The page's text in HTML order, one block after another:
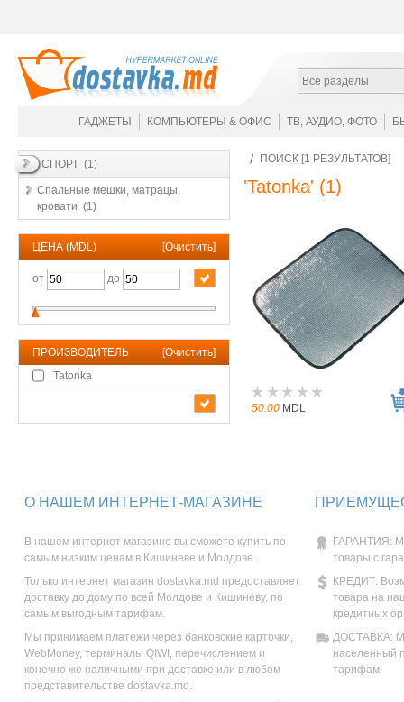
Все разделы
ГАДЖЕТЫ КОМПЬЮТЕРЫ & ОФИС ТВ, АУДИО, ФОТО
СПОРТ (1)
Спальные мешки, матрацы,
кровати (1)
ЦЕНА (MDL) [Очистить]
от до
ПРОИЗВОДИТЕЛЬ [Очистить]
Tatonka
ПОИСК [1 РЕЗУЛЬТАТОВ]
'Tatonka' (1)
50.00 MDL
О НАШЕМ ИНТЕРНЕТ-МАГАЗИНЕ
В нашем интернет магазине вы сможете купить по
самым низким ценам в Кишиневе и Молдове.
Только интернет магазин dostavka.md предоставляет
доставку до дому по всей Молдове и Кишиневу, по
самым выгодным тарифам.
Мы принимаем платежи через банковские карточки,
WebMoney, терминалы QIWI, перечислением и
конечно же наличными при доставке или в любом
представительстве dostavka.md.
ГАРАНТИЯ:
товары с
КРЕДИТ:
товара на
кредитных
ДОСТАВКА:
населенный
тарифам!